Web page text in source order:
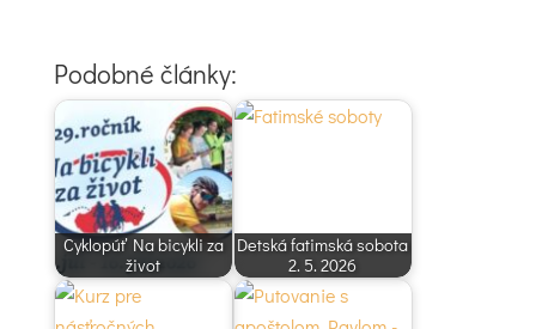
Podobné články:
Cyklopúť Na bicykli za
život
Detská fatimská sobota
2. 5. 2026